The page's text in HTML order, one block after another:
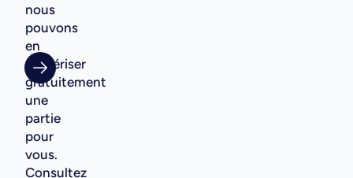
nous
pouvons
en
numériser
gratuitement
une
partie
pour
vous.
Consultez